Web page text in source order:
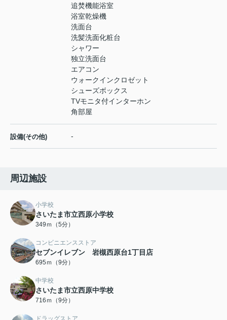
追焚機能浴室
浴室乾燥機
洗面台
洗髪洗面化粧台
シャワー
独立洗面台
エアコン
ウォークインクロゼット
シューズボックス
TVモニタ付インターホン
角部屋
設備(その他) -
周辺施設
小学校
さいたま市立西原小学校
349ｍ（5分）
コンビニエンスストア
セブンイレブン 岩槻西原台1丁目店
695ｍ（9分）
中学校
さいたま市立西原中学校
716ｍ（9分）